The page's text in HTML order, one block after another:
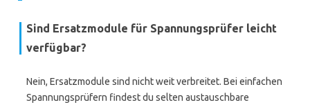
Sind Ersatzmodule für Spannungsprüfer leicht
verfügbar?
Nein, Ersatzmodule sind nicht weit verbreitet. Bei einfachen
Spannungsprüfern findest du selten austauschbare